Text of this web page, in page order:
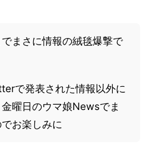
でまさに情報の絨毯爆撃で
で発表された情報以外に
曜日のウマ娘Newsでま
お楽しみに